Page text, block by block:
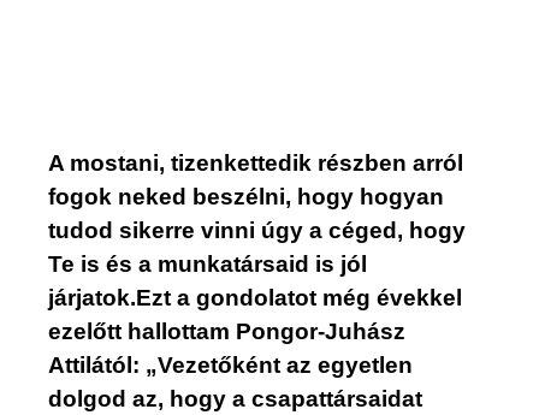
A mostani, tizenkettedik részben arról
fogok neked beszélni, hogy hogyan
tudod sikerre vinni úgy a céged, hogy
Te is és a munkatársaid is jól
járjatok.Ezt a gondolatot még évekkel
ezelőtt hallottam Pongor-Juhász
Attilától: „Vezetőként az egyetlen
dolgod az, hogy a csapattársaidat